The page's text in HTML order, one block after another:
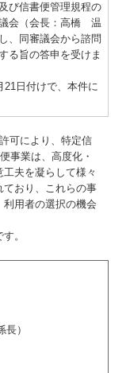
び信書便管理規程の
会（会長：高橋 温
、同審議会から諮問
る旨の答申を受けま
日付けで、本件に
可により、特定信
事業は、高度化・
夫を凝らして様々
ており、これらの事
用者の選択の機会
。
）